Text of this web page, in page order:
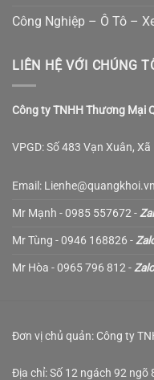
Công Nghiệp – Ô Tô –
LIÊN HỆ VỚI CHÚNG
Công ty TNHH Thương Mại
VPGD: Số 483 Vạn Xuân,
Email: Lienhe@quangkhoi.vn
Mr Mạnh - 0985 557672 -
Mr Tùng - 0946 168826 -
Mr Hòa - 0965 796 812 -Zalo
Đơn vị chủ quản: Công ty
Địa chỉ: Số 12 ngách 92